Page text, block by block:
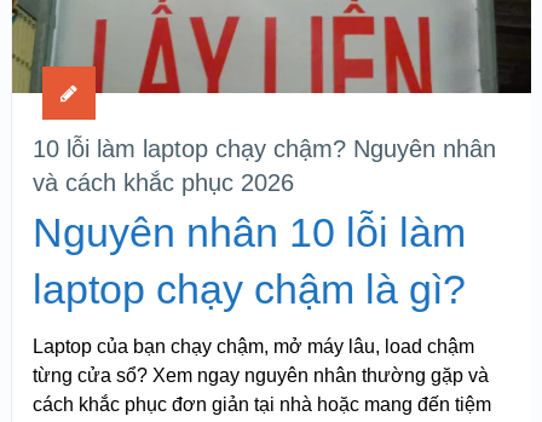
10 lỗi làm laptop chạy chậm? Nguyên nhân
và cách khắc phục 2026
Nguyên nhân 10 lỗi làm
laptop chạy chậm là gì?
Laptop của bạn chạy chậm, mở máy lâu, load chậm
từng cửa sổ? Xem ngay nguyên nhân thường gặp và
cách khắc phục đơn giản tại nhà hoặc mang đến tiệm